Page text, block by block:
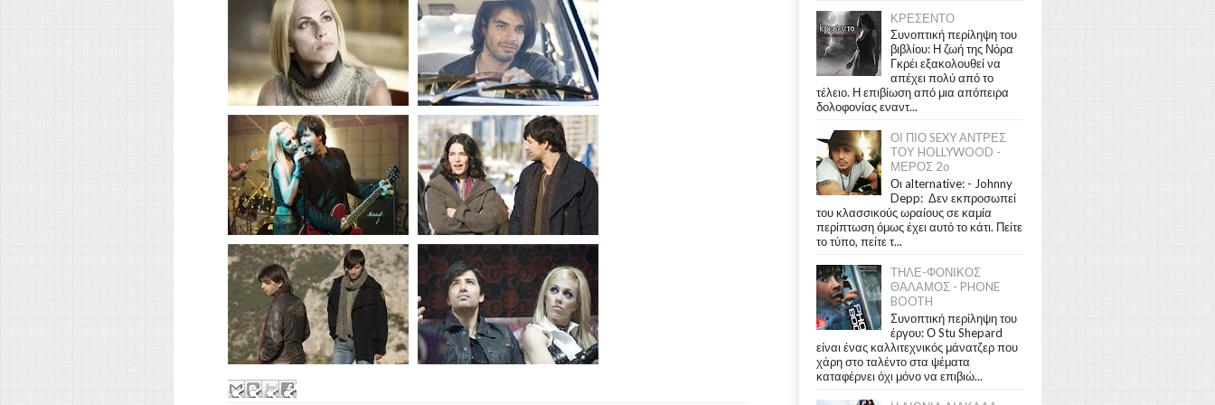
ΚΡΕΣΕΝΤΟ
Συνοπτική περίληψη του
βιβλίου: Η ζωή της Νόρα
Γκρέι εξακολουθεί να
απέχει πολύ από το
τέλειο. Η επιβίωση από μια απόπειρα
δολοφονίας εναντ...
ΟΙ ΠΙΟ SEXY ΑΝΤΡΕΣ
ΤΟΥ HOLLYWOOD -
ΜΕΡΟΣ 2ο
Οι alternative: - Johnny
Depp: Δεν εκπροσωπεί
του κλασσικούς ωραίους σε καμία
περίπτωση όμως έχει αυτό το κάτι. Πείτε
το τύπο, πείτε τ...
ΤΗΛΕ-ΦΟΝΙΚΟΣ
ΘΑΛΑΜΟΣ - PHONE
BOOTH
Συνοπτική περίληψη του
έργου: Ο Stu Shepard
είναι ένας καλλιτεχνικός μάνατζερ που
χάρη στο ταλέντο στα ψέματα
καταφέρνει όχι μόνο να επιβιώ...